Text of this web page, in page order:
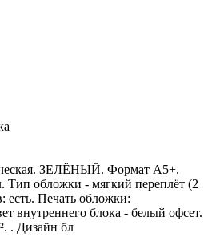
ЗЕЛЁНЫЙ. Формат А5+.
Тип обложки - мягкий переплёт (2
есть. Печать обложки:
внутреннего блока - белый офсет.
. Дизайн бл